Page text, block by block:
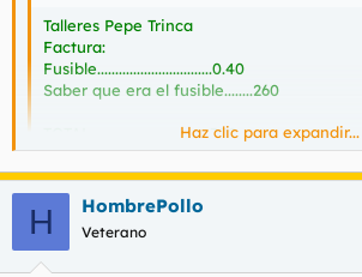
Talleres Pepe Trinca
Factura:
Fusible................................0.40
Saber que era el fusible........260
TOTAL.................................300
VIVA 16%............................ 40
TOTAL A PAGAR...................340
Haz clic para expandir...
Que bueno drbanner.
Haz clic para expandir...
H HombrePollo
Veterano